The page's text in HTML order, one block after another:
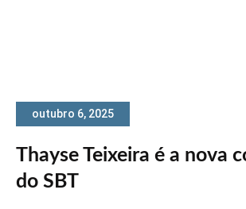
outubro 6, 2025
Thayse Teixeira é a nova
do SBT